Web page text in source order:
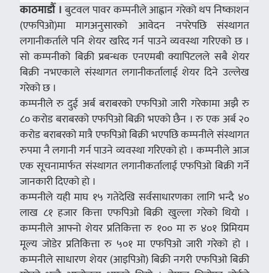
काठमाडौँ ।बुटवल पावर कम्पनीले आह्वान गरेको थप निष्काशन
(एफपिओ)मा मागअनुसारको आवेदन नपरेपछि संस्थागत
लगानीकर्ताले पनि शेयर खरिद गर्न पाउने व्यवस्था गरिएको छ ।
सो कम्पनीको बिक्री प्रबन्धक एनएमबी क्यापिटलले सबै शेयर
बिक्री नभएकाले संस्थागत लगानीकर्तालाई शेयर दिने उल्लेख
गरेको छ ।
कम्पनीले रु दुई अर्ब बराबरको एफपिओ जारी गरेकामा अझै रु
८० करोड बराबरको एफपिओ बिक्री भएको छैन । रु एक अर्ब २०
करोड बराबरको मात्रै एफपिओ बिक्री भएपछि कम्पनीले संस्थागत
रुपमा नै लगानी गर्न पाउने व्यवस्था गरिएको हो । कम्पनीले आज
एक सूचनामार्फत संस्थागत लगानीकर्तालाई एफपिओ बिक्री गर्ने
जानकारी दिएको हो ।
कम्पनीले यही माघ १५ गतेदेखि सर्वसाधारणका लागि भन्दै ४०
लाख ८१ हजार कित्ता एफपिओ बिक्री खुल्ला गरेको थियो ।
कम्पनीले आफ्नो शेयर प्रतिकित्ता रु १०० मा रु ४०१ प्रिमियम
मूल्य जोडेर प्रतिकित्ता रु ५०१ मा एफपिओ जारी गरेको हो ।
कम्पनीले साधारण शेयर (आइपिओ) बिक्री नगरी एफपिओ बिक्री